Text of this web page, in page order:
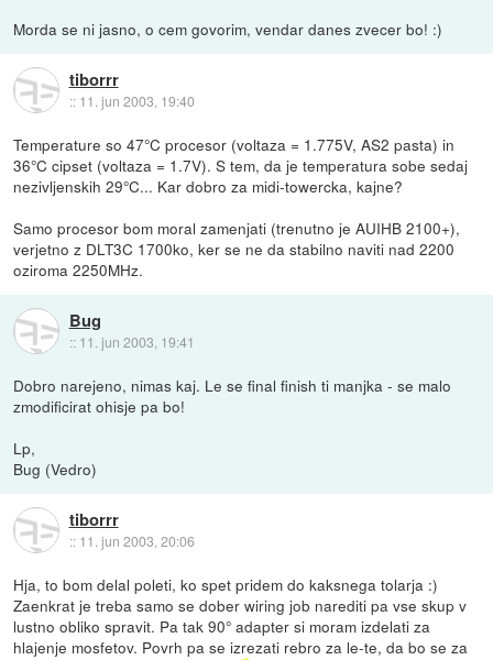
Morda se ni jasno, o cem govorim, vendar danes zvecer bo! :)
tiborrr
:: 11. jun 2003, 19:40
Temperature so 47°C procesor (voltaza = 1.775V, AS2 pasta) in
36°C cipset (voltaza = 1.7V). S tem, da je temperatura sobe sedaj
nezivljenskih 29°C... Kar dobro za midi-towercka, kajne?
Samo procesor bom moral zamenjati (trenutno je AUIHB 2100+),
verjetno z DLT3C 1700ko, ker se ne da stabilno naviti nad 2200
oziroma 2250MHz.
Bug
:: 11. jun 2003, 19:41
Dobro narejeno, nimas kaj. Le se final finish ti manjka - se malo
zmodificirat ohisje pa bo!
Lp,
Bug (Vedro)
tiborrr
:: 11. jun 2003, 20:06
Hja, to bom delal poleti, ko spet pridem do kaksnega tolarja :)
Zaenkrat je treba samo se dober wiring job narediti pa vse skup v
lustno obliko spravit. Pa tak 90° adapter si moram izdelati za
hlajenje mosfetov. Povrh pa se izrezati rebro za le-te, da bo se za